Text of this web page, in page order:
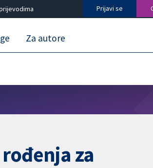
Prijavi se
Za autore
za